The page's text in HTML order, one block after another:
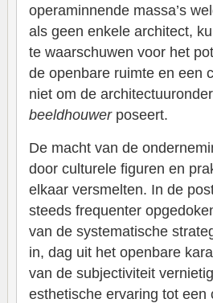
operaminnende massa’s
als geen enkele architect,
te waarschuwen voor het
de openbare ruimte en een
niet om de
beeldhouwerposeert.
De macht van de
door culturele figuren en
elkaar versmelten. In de
steeds frequenter
van de systematische
in, dag uit het openbare
van de subjectiviteit
esthetische ervaring tot